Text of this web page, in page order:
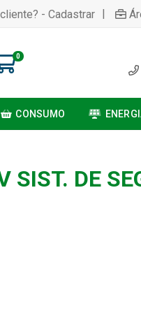
- Cadastrar |
0
CONSUMO
SIST. DE